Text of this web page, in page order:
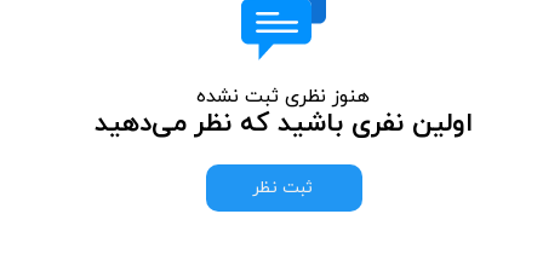
هنوز نظری ثبت نشده
اولین نفری باشید که نظر می‌دهید
ثبت نظر